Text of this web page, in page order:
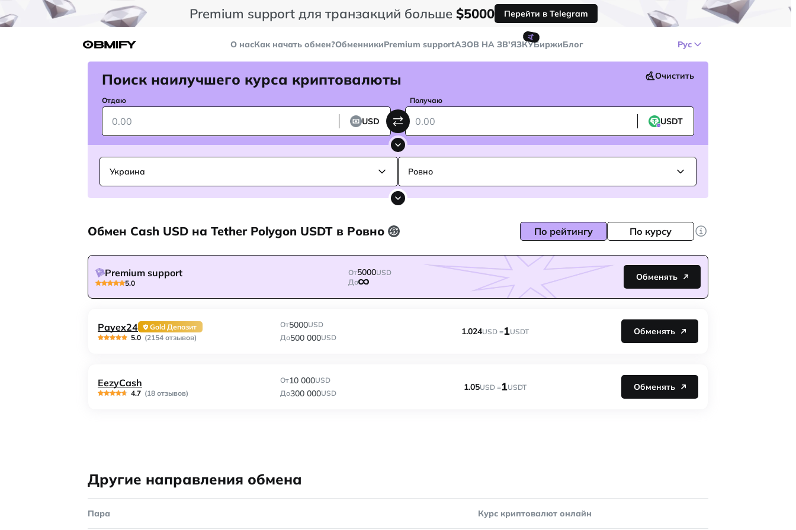
Premium support для транзакций больше $5000 Перейти в Telegram
О насКак начать обмен?ОбменникиPremium support
🤙
AЗОВ НА ЗВ'ЯЗКУБиржиБлог Рус
Поиск наилучшего курса криптовалюты Очистить
Отдаю
USD
Получаю
USDT
Украина Ровно
Обмен Cash USD на Tether Polygon USDT в Ровно По рейтингу По курсу
Premium support
5.0
От5000USD
До
Обменять
Payex24
Gold Депозит
5.0 (2154 отзывов)
От5000USD
До500 000USD
1.024USD =1USDT Обменять
EezyCash
4.7 (18 отзывов)
От10 000USD
До300 000USD
1.05USD =1USDT Обменять
Другие направления обмена
Пара Курс криптовалют онлайн